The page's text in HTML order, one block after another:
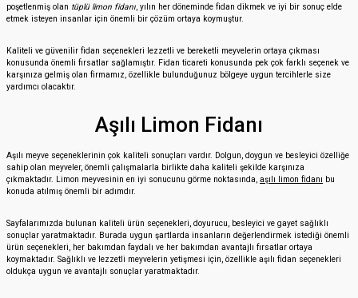
poşetlenmiş olan tüplü limon fidanı , yılın her döneminde fidan dikmek ve iyi bir sonuç elde
etmek isteyen insanlar için önemli bir çözüm ortaya koymuştur.
Kaliteli ve güvenilir fidan seçenekleri lezzetli ve bereketli meyvelerin ortaya çıkması
konusunda önemli fırsatlar sağlamıştır. Fidan ticareti konusunda pek çok farklı seçenek ve
karşınıza gelmiş olan firmamız, özellikle bulunduğunuz bölgeye uygun tercihlerle size
yardımcı olacaktır.
Aşılı Limon Fidanı
Aşılı meyve seçeneklerinin çok kaliteli sonuçları vardır. Dolgun, doygun ve besleyici özelliğe
sahip olan meyveler, önemli çalışmalarla birlikte daha kaliteli şekilde karşınıza
çıkmaktadır. Limon meyvesinin en iyi sonucunu görme noktasında, aşılı limon fidanı bu
konuda atılmış önemli bir adımdır.
Sayfalarımızda bulunan kaliteli ürün seçenekleri, doyurucu, besleyici ve gayet sağlıklı
sonuçlar yaratmaktadır. Burada uygun şartlarda insanların değerlendirmek istediği önemli
ürün seçenekleri, her bakımdan faydalı ve her bakımdan avantajlı fırsatlar ortaya
koymaktadır. Sağlıklı ve lezzetli meyvelerin yetişmesi için, özellikle aşılı fidan seçenekleri
oldukça uygun ve avantajlı sonuçlar yaratmaktadır.